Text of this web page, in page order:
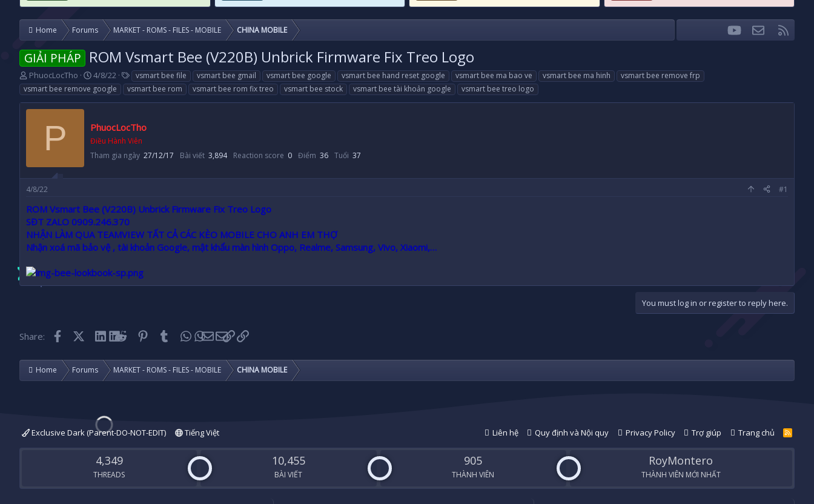
Home Forums MARKET - ROMS - FILES - MOBILE CHINA MOBILE FacebookTwitteryoutubeLiên hệ
GIẢI PHÁP ROM Vsmart Bee (V220B) Unbrick Firmware Fix Treo Logo
T
h
r
e
e
r
PhuocLocTho
N
g
à
ử
i
4/8/22
T
a
g
vsmart bee file vsmart bee gmail vsmart bee google vsmart bee hand reset google vsmart bee ma bao ve vsmart bee ma hinh
vsmart bee remove frp
vsmart bee remove google
vsmart bee rom vsmart bee rom fix treo vsmart bee stock vsmart bee tài khoản google vsmart bee treo logo
P PhuocLocTho
Điều Hành Viên
Tham gia ngày 27/12/17 Bài viết 3,894 Reaction score 0 Điểm 36 Tuổi 37
4/8/22 #1
ROM Vsmart Bee (V220B) Unbrick Firmware Fix Treo Logo
SĐT ZALO 0909.246.370
NHẬN LÀM QUA TEAMVIEW TẤT CẢ CÁC KÈO MOBILE CHO ANH EM THỢ
Nhận xoá mã bảo vệ , tài khoản Google, mật khẩu màn hình Oppo, Realme, Samsung, Vivo, Xiaomi,…
You must log in or register to reply here.
Share: FacebookX (Twitter)LinkedIn
Reddit PinterestTumblr WhatsApp
EmailLink
Home Forums MARKET - ROMS - FILES - MOBILE CHINA MOBILE
Exclusive Dark (Parent-DO-NOT-EDIT) Tiếng Việt Liên hệ Quy định và Nội quy Privacy Policy Trợ giúp Trang chủ
R
S
4,349
THREADS
10,455
BÀI VIẾT
905
THÀNH VIÊN
RoyMontero
THÀNH VIÊN MỚI NHẤT